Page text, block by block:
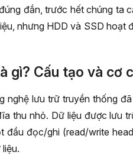
đắn, trước hết chúng ta
nhưng HDD và SSD
gì? Cấu tạo và cơ
nghệ lưu trữ truyền thống
thu nhỏ. Dữ liệu được lưu
đầu đọc/ghi (read/write